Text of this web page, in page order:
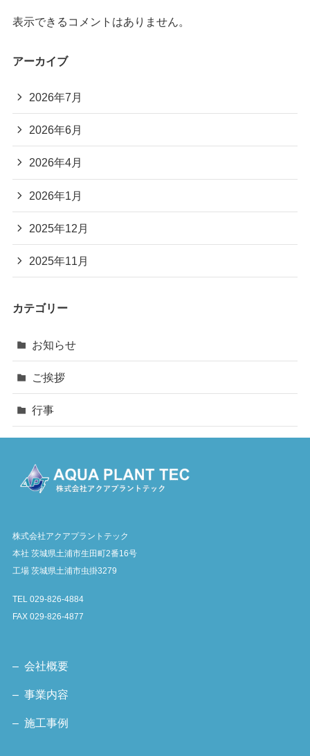
表示できるコメントはありません。
アーカイブ
2026年7月
2026年6月
2026年4月
2026年1月
2025年12月
2025年11月
カテゴリー
お知らせ
ご挨拶
行事
株式会社アクアプラントテック
本社 茨城県土浦市生田町2番16号
工場 茨城県土浦市虫掛3279
TEL 029-826-4884
FAX 029-826-4877
– 会社概要
– 事業内容
– 施工事例